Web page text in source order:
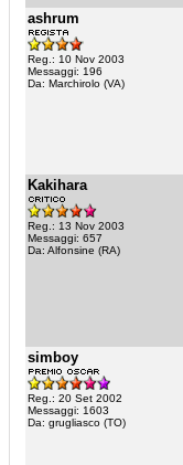
ashrum
Reg.: 10 Nov 2003
Messaggi: 196
Da: Marchirolo (VA)
Kakihara
Reg.: 13 Nov 2003
Messaggi: 657
Da: Alfonsine (RA)
simboy
Reg.: 20 Set 2002
Messaggi: 1603
Da: grugliasco (TO)